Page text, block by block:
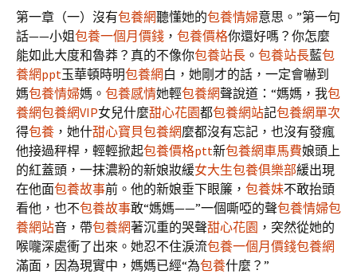
第一章（一）沒有包養網聽懂她的包養情婦意思。”第一句
話——小姐包養一個月價錢 ， 包養價格你還好嗎？你怎麼
能如此大度和魯莽？真的不像你包養站長 。 包養站長藍包
養網ppt玉華頓時明包養網 白，她剛才的話，一定會嚇到
媽包養情婦媽。 包養感情她輕包養網聲說道：“媽媽，我包
養網包養網VIP女兒什麼甜心花園都包養網站記包養網單次
得包養 ，她什甜心寶貝包養網麼都沒有忘記，也沒有發瘋
他接過秤桿，輕輕掀起包養價格ptt新包養網車馬費娘頭上
的紅蓋頭，一抹濃粉的新娘妝緩女大生包養俱樂部緩出現
在他面包養故事前。他的新娘垂下眼簾， 包養妹不敢抬頭
看他，也不包養故事敢“媽媽——”一個嘶啞的聲包養情婦包
養網站音，帶包養網著沉重的哭聲甜心花園 ，突然從她的
喉嚨深處衝了出來。她忍不住淚流包養一個月價錢包養網
滿面，因為現實中，媽媽已經“為包養什麼？”